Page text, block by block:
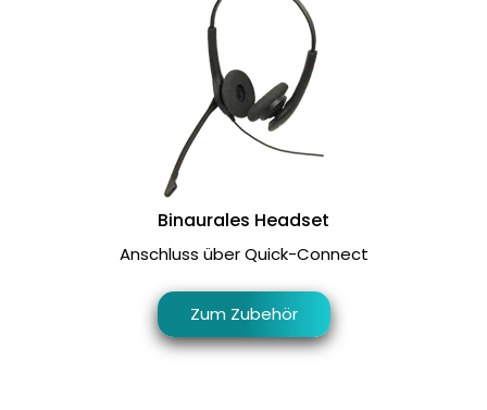
Binaurales Headset
Anschluss über Quick-Connect
Zum Zubehör